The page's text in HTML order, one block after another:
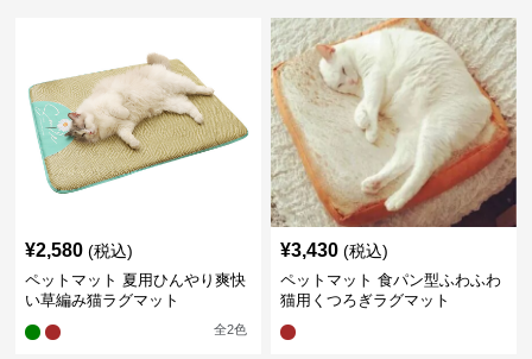
¥2,580 (税込)
ペットマット 夏用ひんやり爽快
い草編み猫ラグマット
全2色
¥3,430 (税込)
ペットマット 食パン型ふわふわ
猫用くつろぎラグマット